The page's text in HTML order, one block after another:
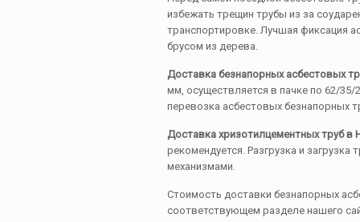
избежать трещин трубы из за
транспортировке. Лучшая фиксация
брусом из дерева.
Доставка безнапорных асбестовых
мм, осуществляется в пачке по 62/
перевозка асбестовых безнапорных
Доставка хризотилцементных труб в
рекомендуется. Разгрузка и
механизмами.
Стоимость доставки безнапорных
соответствующем разделе нашего